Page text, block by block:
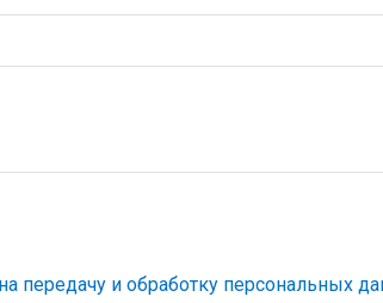
передачу и обработку персональных